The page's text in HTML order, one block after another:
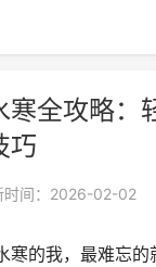
寒全攻略：
巧
时间：2026-02-02
寒的我，最难忘的